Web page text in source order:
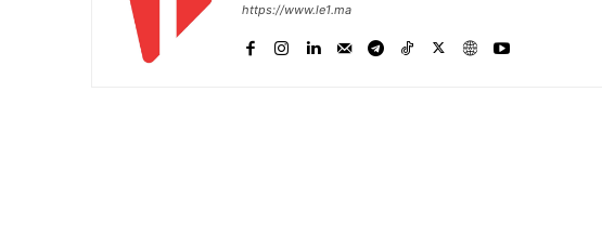
https://www.le1.ma